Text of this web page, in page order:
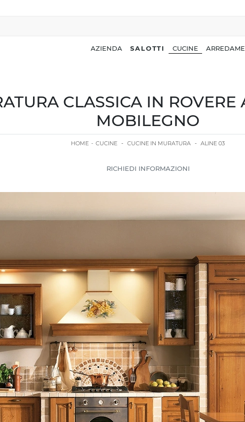
AZIENDA SALOTTI CUCINE
CLASSICA IN
MOBILEGNO
HOME - CUCINE - CUCINE IN MURATURA - ALINE 03
RICHIEDI INFORMAZIONI